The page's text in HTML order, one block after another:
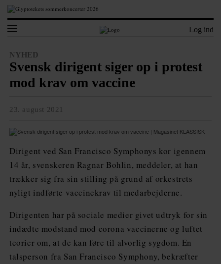
Log ind
NYHED
Svensk dirigent siger op i protest
mod krav om vaccine
23. august 2021
Dirigent ved San Francisco Symphonys kor igennem
14 år, svenskeren Ragnar Bohlin, meddeler, at han
trækker sig fra sin stilling på grund af orkestrets
nyligt indførte vaccinekrav til medarbejderne.
Dirigenten har på sociale medier givet udtryk for sin
indædte modstand mod corona vaccinerne og luftet
teorier om, at de kan føre til alvorlig sygdom. En
talsperson fra San Francisco Symphony, bekræfter